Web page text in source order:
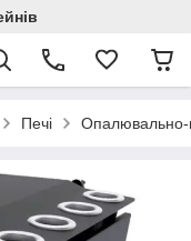
Печі Опалювально-